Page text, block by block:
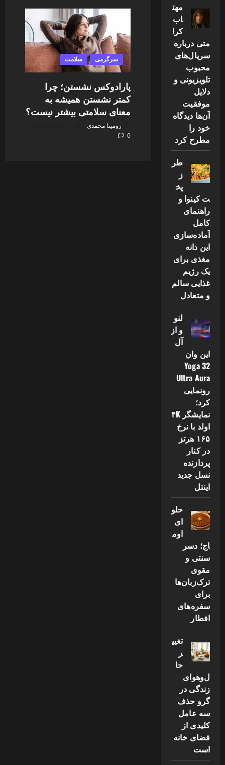
سرگرمی سلامت
پارادوکس نشستن؛ چرا
کمتر نشستن همیشه به
معنای سلامتی بیشتر نیست؟
رومینا محمدی
0
مهت
اب
کرا
متی درباره
سریال‌های
محبوب
تلویزیونی و
دلایل
موفقیت
آن‌ها دیدگاه
خود را
مطرح کرد
طر
ز
پخ
ت کینوا و
راهنمای
کامل
آماده‌سازی
این دانه
مغذی برای
یک رژیم
غذایی سالم
و متعادل
لنو
و از
آل
این وان
Yoga 32
Ultra Aura
رونمایی
کرد؛
نمایشگر ۴K
اولد با نرخ
۱۶۵ هرتز
در کنار
پردازنده
نسل جدید
اینتل
حلو
ای
اوم
اج؛ دسر
سنتی و
مقوی
ترک‌زبان‌ها
برای
سفره‌های
افطار
تغیی
ر
حا
ل‌وهوای
زندگی در
گرو حذف
سه عامل
کلیدی از
فضای خانه
است